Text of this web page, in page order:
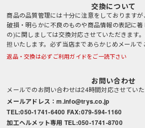
交換について
商品の品質管理には十分に注意をしております
破損・明らかに不良のものや商品情報の表記に
の)に関しましては交換対応させていただきます
担いたします。必ず当店まであらかじめメールで
返品・交換は必ずご利用ガイドをご一読下さい
お問い合わせ
メールでのお問い合わせは24時間対応させていた
メールアドレス：m.info@trys.co.jp
TEL:050-1741-6400 FAX:079-594-1160
加工ヘルメット専用 TEL:050-1741-8700